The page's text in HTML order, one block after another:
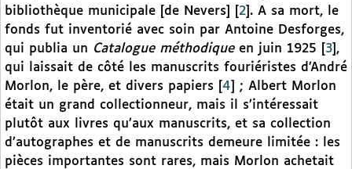
bibliothèque municipale [de Nevers]
2 . A sa mort, le
fonds fut inventorié avec soin par Antoine Desforges,
qui publia un Catalogue méthodiqueen juin 1925 3 ,
qui laissait de côté les manuscrits fouriéristes d’André
Morlon, le père, et divers papiers
4
; Albert Morlon
était un grand collectionneur, mais il s’intéressait
plutôt aux livres qu’aux manuscrits, et sa collection
d’autographes et de manuscrits demeure limitée : les
pièces importantes sont rares, mais Morlon achetait